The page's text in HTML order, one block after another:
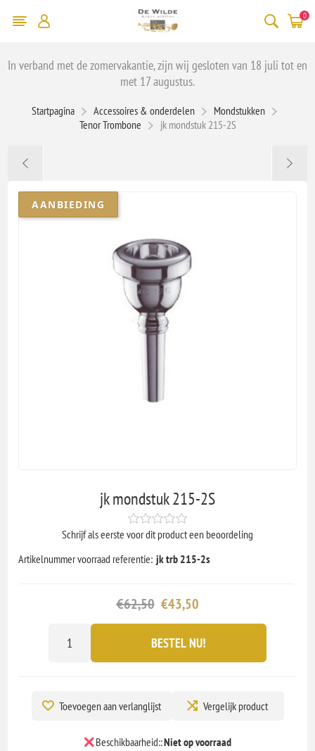
0
In verband met de zomervakantie, zijn wij gesloten van 18 juli tot en
met 17 augustus.
Startpagina Accessoires & onderdelen
Mondstukken
Tenor Trombone
jk mondstuk 215-2S
AANBIEDING
jk mondstuk 215-2S
Schrijf als eerste voor dit product een beoordeling
Artikelnummer voorraad referentie: jk trb 215-2s
€62,50 €43,50
BESTEL NU!
Toevoegen aan verlanglijst Vergelijk product
Beschikbaarheid::Niet op voorraad